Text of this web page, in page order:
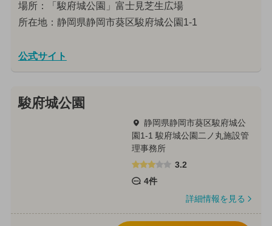
場所：「駿府城公園」富士見芝生広場
所在地：静岡県静岡市葵区駿府城公園1-1
公式サイト
駿府城公園
静岡県静岡市葵区駿府城公
園1-1 駿府城公園二ノ丸施設管
理事務所
3.2
4件
詳細情報を見る